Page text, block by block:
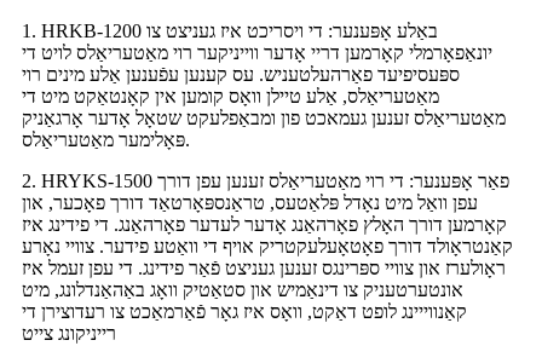
1. HRKB-1200 באַלע אָפּענער: די ויסריכט איז געניצט צו
יונאַפאָרמלי קאָרמען דריי אָדער ווייניקער רוי מאַטעריאַלס לויט די
ספּעסיפיעד פאַרהעלטעניש. עס קענען עפֿענען אַלע מינים רוי
מאַטעריאַלס, אַלע טיילן וואָס קומען אין קאָנטאַקט מיט די
מאַטעריאַלס זענען געמאכט פון ומבאַפלעקט שטאָל אָדער אָרגאַניק
פּאָלימער מאַטעריאַלס.
2. HRYKS-1500 פאַר אָפּענער: די רוי מאַטעריאַלס זענען עפן דורך
עפן וואַל מיט נאָדל פּלאַטעס, טראַנספּאָרטאַד דורך פאָכער, און
קאָרמען דורך האָלץ פאָרהאַנג אָדער לעדער פאָרהאַנג. די פידינג איז
קאַנטראָולד דורך פאָטאָעלעקטריק אויף די וואַטע פידער. צוויי נאָרע
ראָולערז און צוויי ספּרינגס זענען געניצט פֿאַר פידינג. די עפן זעמל איז
אונטערטעניק צו דינאַמיש און סטאַטיק וואָג באַהאַנדלונג, מיט
קאַנווייינג לופט דאַקט, וואָס איז גאָר פֿאַרמאַכט צו רעדוצירן די
רייניקונג צייט